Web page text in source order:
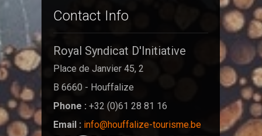
Contact Info
Royal Syndicat D'Initiative
Place de Janvier 45, 2
B 6660 - Houffalize
Phone : +32 (0)61 28 81 16
Email : info@houffalize-tourisme.be